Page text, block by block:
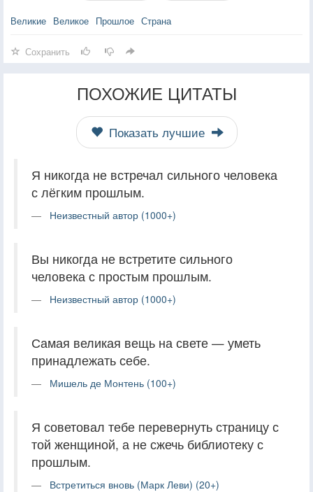
Великие Великое Прошлое Страна
Сохранить
ПОХОЖИЕ ЦИТАТЫ
Показать лучшие
Я никогда не встречал сильного человека
с лёгким прошлым.
Неизвестный автор (1000+)
Вы никогда не встретите сильного
человека с простым прошлым.
Неизвестный автор (1000+)
Самая великая вещь на свете — уметь
принадлежать себе.
Мишель де Монтень (100+)
Я советовал тебе перевернуть страницу с
той женщиной, а не сжечь библиотеку с
прошлым.
Встретиться вновь (Марк Леви) (20+)